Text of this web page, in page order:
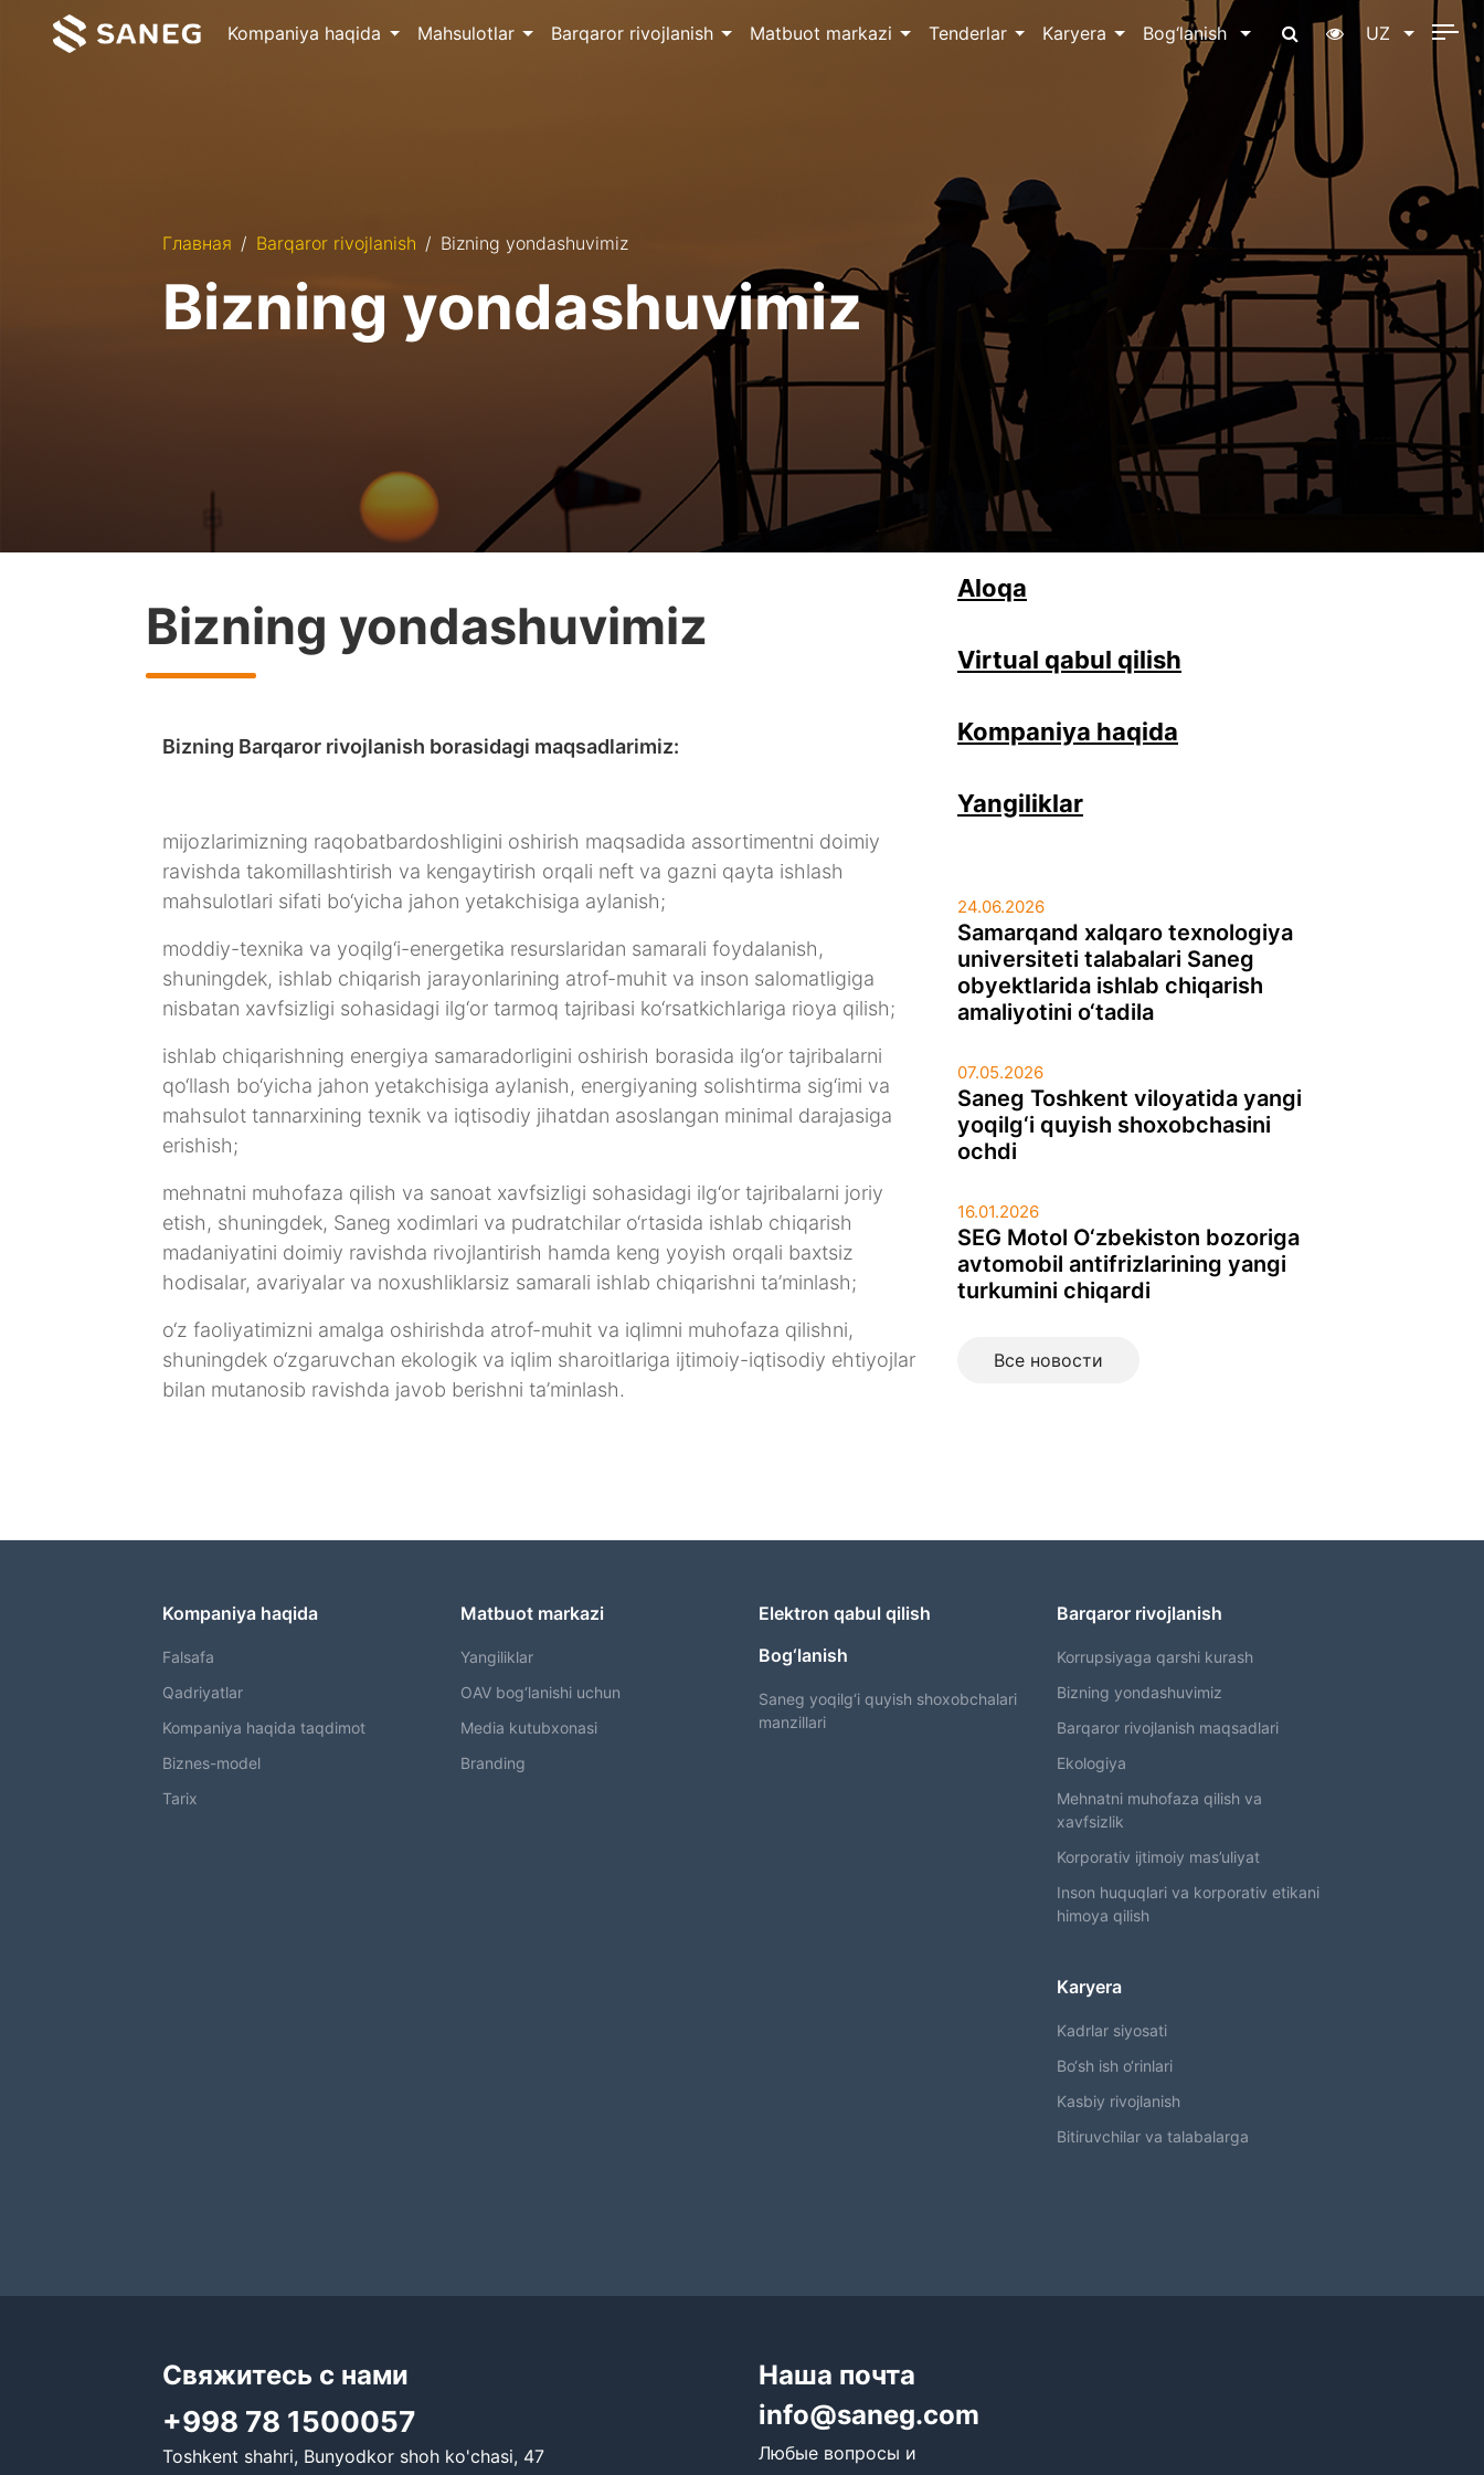
Kompaniya haqida Mahsulotlar Barqaror rivojlanish Matbuot markazi Tenderlar Karyera Bog‘lanish UZ
Главная Barqaror rivojlanish Bizning yondashuvimiz
Bizning yondashuvimiz
Bizning yondashuvimiz
Bizning Barqaror rivojlanish borasidagi maqsadlarimiz:
mijozlarimizning raqobatbardoshligini oshirish maqsadida assortimentni doimiy
ravishda takomillashtirish va kengaytirish orqali neft va gazni qayta ishlash
mahsulotlari sifati bo‘yicha jahon yetakchisiga aylanish;
moddiy-texnika va yoqilg‘i-energetika resurslaridan samarali foydalanish,
shuningdek, ishlab chiqarish jarayonlarining atrof-muhit va inson salomatligiga
nisbatan xavfsizligi sohasidagi ilg‘or tarmoq tajribasi ko‘rsatkichlariga rioya qilish;
ishlab chiqarishning energiya samaradorligini oshirish borasida ilg‘or tajribalarni
qo‘llash bo‘yicha jahon yetakchisiga aylanish, energiyaning solishtirma sig‘imi va
mahsulot tannarxining texnik va iqtisodiy jihatdan asoslangan minimal darajasiga
erishish;
mehnatni muhofaza qilish va sanoat xavfsizligi sohasidagi ilg‘or tajribalarni joriy
etish, shuningdek, Saneg xodimlari va pudratchilar o‘rtasida ishlab chiqarish
madaniyatini doimiy ravishda rivojlantirish hamda keng yoyish orqali baxtsiz
hodisalar, avariyalar va noxushliklarsiz samarali ishlab chiqarishni ta’minlash;
o‘z faoliyatimizni amalga oshirishda atrof-muhit va iqlimni muhofaza qilishni,
shuningdek o‘zgaruvchan ekologik va iqlim sharoitlariga ijtimoiy-iqtisodiy ehtiyojlar
bilan mutanosib ravishda javob berishni ta’minlash.
Aloqa
Virtual qabul qilish
Kompaniya haqida
Yangiliklar
24.06.2026
Samarqand xalqaro texnologiya
universiteti talabalari Saneg
obyektlarida ishlab chiqarish
amaliyotini o‘tadila
07.05.2026
Saneg Toshkent viloyatida yangi
yoqilg‘i quyish shoxobchasini
ochdi
16.01.2026
SEG Motol O‘zbekiston bozoriga
avtomobil antifrizlarining yangi
turkumini chiqardi
Все новоcти
Kompaniya haqida
Falsafa
Qadriyatlar
Kompaniya haqida taqdimot
Biznes-model
Tarix
Matbuot markazi
Yangiliklar
OAV bog‘lanishi uchun
Media kutubxonasi
Branding
Elektron qabul qilish
Bog‘lanish
Saneg yoqilg‘i quyish shoxobchalari
manzillari
Barqaror rivojlanish
Korrupsiyaga qarshi kurash
Bizning yondashuvimiz
Barqaror rivojlanish maqsadlari
Ekologiya
Mehnatni muhofaza qilish va
xavfsizlik
Korporativ ijtimoiy mas’uliyat
Inson huquqlari va korporativ etikani
himoya qilish
Karyera
Kadrlar siyosati
Bo‘sh ish o‘rinlari
Kasbiy rivojlanish
Bitiruvchilar va talabalarga
Свяжитесь с нами
+998 78 1500057
Toshkent shahri, Bunyodkor shoh ko'chasi, 47
Наша почта
info@saneg.com
Любые вопросы и